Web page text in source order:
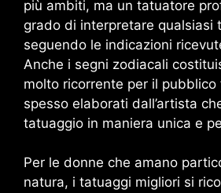
più ambiti, ma un tatuatore
grado di interpretare qualsiasi
seguendo le indicazioni
Anche i segni zodiacali
molto ricorrente per il pubblico
spesso elaborati dall’artista
tatuaggio in maniera unica e
Per le donne che amano
natura, i tatuaggi migliori si